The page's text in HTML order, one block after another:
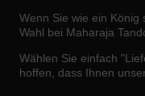
Wenn Sie wie ein König
Wahl bei Maharaja
Wählen Sie einfach
hoffen, dass Ihnen